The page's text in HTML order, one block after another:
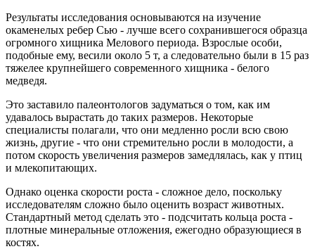
Результаты исследования основываются на изучение
окаменелых ребер Сью - лучше всего сохранившегося образца
огромного хищника Мелового периода. Взрослые особи,
подобные ему, весили около 5 т, а следовательно были в 15 раз
тяжелее крупнейшего современного хищника - белого
медведя.
Это заставило палеонтологов задуматься о том, как им
удавалось вырастать до таких размеров. Некоторые
специалисты полагали, что они медленно росли всю свою
жизнь, другие - что они стремительно росли в молодости, а
потом скорость увеличения размеров замедлялась, как у птиц
и млекопитающих.
Однако оценка скорости роста - сложное дело, поскольку
исследователям сложно было оценить возраст животных.
Стандартный метод сделать это - подсчитать кольца роста -
плотные минеральные отложения, ежегодно образующиеся в
костях.